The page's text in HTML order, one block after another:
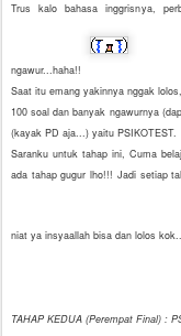
Trus kalo bahasa inggrisnya,
ngawur...haha!!
Saat itu emang yakinnya nggak
100 soal dan banyak ngawurnya
(kayak PD aja...) yaitu PSIKOTEST.
Saranku untuk tahap ini, Cuma
ada tahap gugur lho!!! Jadi setiap
niat ya insyaallah bisa dan lolos
TAHAP KEDUA (Perempat Final) :